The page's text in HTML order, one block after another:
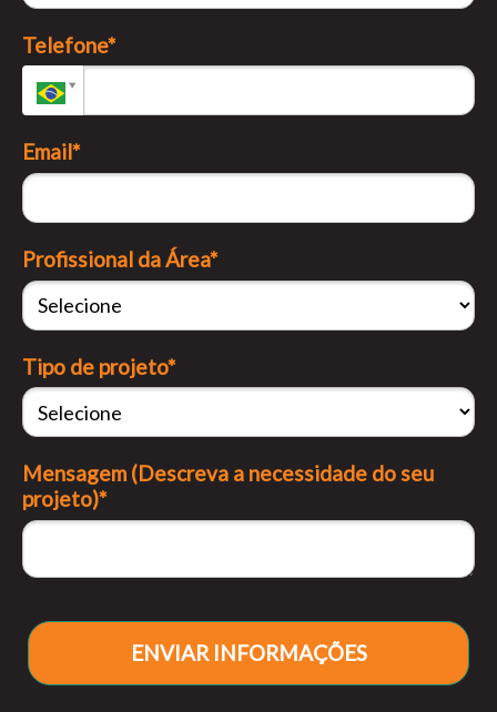
Telefone*
Email*
Profissional da Área*
Tipo de projeto*
Mensagem (Descreva a necessidade do seu
projeto)*
ENVIAR INFORMAÇÕES